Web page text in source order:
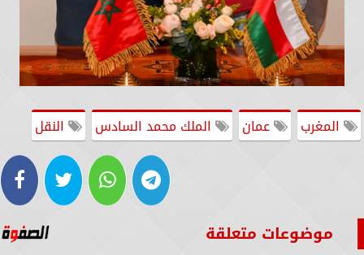
المغرب عمان الملك محمد السادس النقل
موضوعات متعلقة